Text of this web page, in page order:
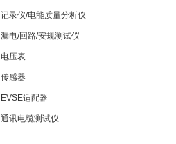
记录仪/电能质量分析仪
漏电/回路/安规测试仪
电压表
传感器
EVSE适配器
通讯电缆测试仪